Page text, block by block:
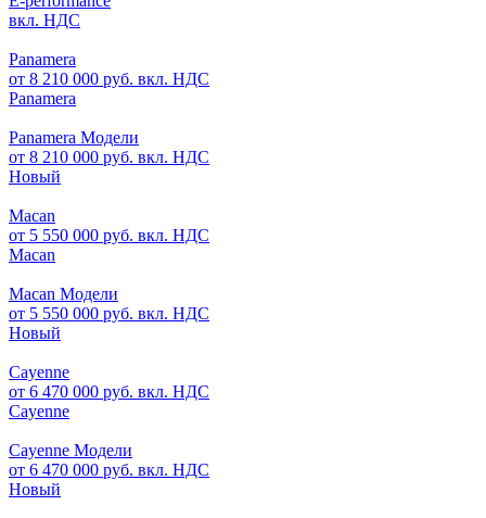
вкл. НДС
Panamera
от 8 210 000 руб. вкл. НДС
Panamera
Panamera Модели
от 8 210 000 руб. вкл. НДС
Новый
Macan
от 5 550 000 руб. вкл. НДС
Macan
Macan Модели
от 5 550 000 руб. вкл. НДС
Новый
Cayenne
от 6 470 000 руб. вкл. НДС
Cayenne
Cayenne Модели
от 6 470 000 руб. вкл. НДС
Новый